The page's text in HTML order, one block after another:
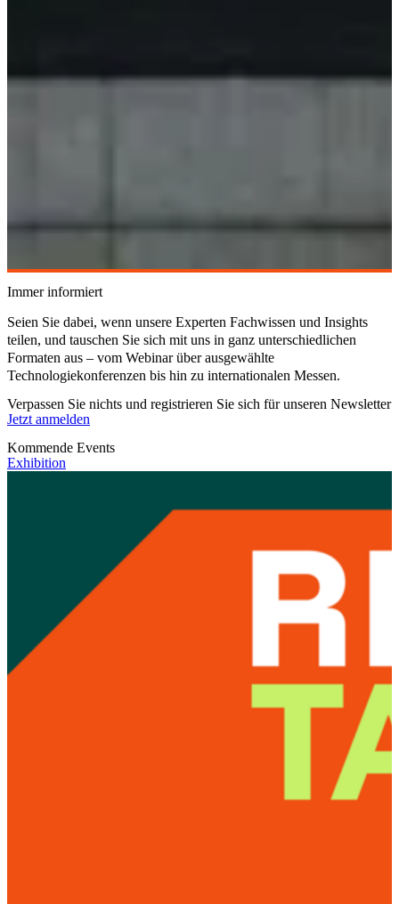
Immer informiert
Seien Sie dabei, wenn unsere Experten Fachwissen und Insights
teilen, und tauschen Sie sich mit uns in ganz unterschiedlichen
Formaten aus – vom Webinar über ausgewählte
Technologiekonferenzen bis hin zu internationalen Messen.
Verpassen Sie nichts und registrieren Sie sich für unseren Newsletter
Jetzt anmelden
Kommende Events
Exhibition